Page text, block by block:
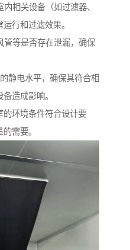
相关设备（如过滤器、
行和过滤效果。
管等是否存在泄漏，确保
静电水平，确保其符合相
造成影响。
的环境条件符合设计要
需要。